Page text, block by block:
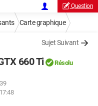
Question
Carte graphique
Sujet Suivant
660 Ti Résolu